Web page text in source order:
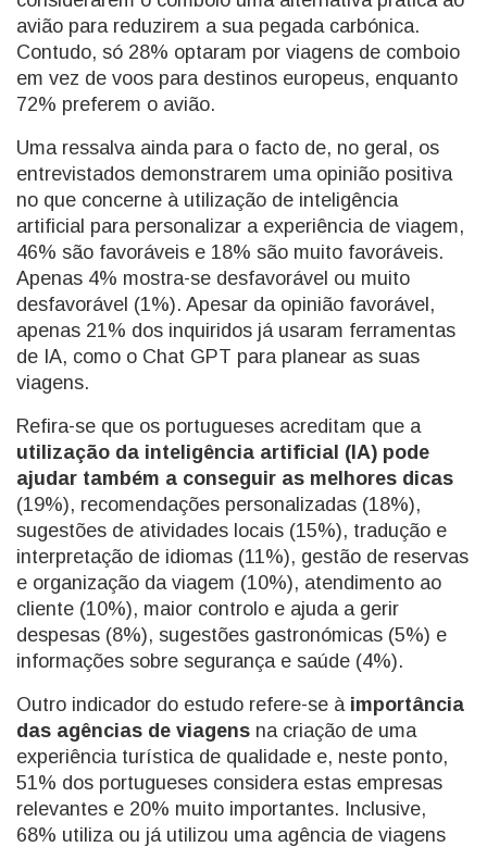
avião para reduzirem a sua pegada carbónica.
Contudo, só 28% optaram por viagens de comboio
em vez de voos para destinos europeus, enquanto
72% preferem o avião.
Uma ressalva ainda para o facto de, no geral, os
entrevistados demonstrarem uma opinião positiva
no que concerne à utilização de inteligência
artificial para personalizar a experiência de viagem,
46% são favoráveis e 18% são muito favoráveis.
Apenas 4% mostra-se desfavorável ou muito
desfavorável (1%). Apesar da opinião favorável,
apenas 21% dos inquiridos já usaram ferramentas
de IA, como o Chat GPT para planear as suas
viagens.
Refira-se que os portugueses acreditam que a
utilização da inteligência artificial (IA) pode
ajudar também a conseguir as melhores dicas
(19%), recomendações personalizadas (18%),
sugestões de atividades locais (15%), tradução e
interpretação de idiomas (11%), gestão de reservas
e organização da viagem (10%), atendimento ao
cliente (10%), maior controlo e ajuda a gerir
despesas (8%), sugestões gastronómicas (5%) e
informações sobre segurança e saúde (4%).
Outro indicador do estudo refere-se à importância
das agências de viagens na criação de uma
experiência turística de qualidade e, neste ponto,
51% dos portugueses considera estas empresas
relevantes e 20% muito importantes. Inclusive,
68% utiliza ou já utilizou uma agência de viagens